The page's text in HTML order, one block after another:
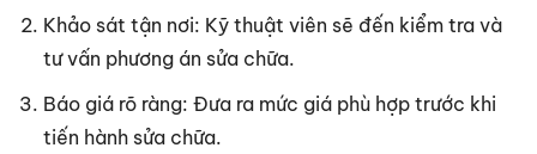
Khảo sát tận nơi: Kỹ thuật viên sẽ đến kiểm tra và
tư vấn phương án sửa chữa.
Báo giá rõ ràng: Đưa ra mức giá phù hợp trước khi
tiến hành sửa chữa.